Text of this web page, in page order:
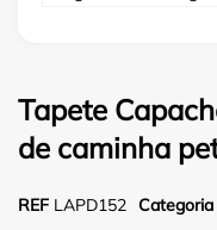
Tapete
de caminha
REF LAPD152 Categoria